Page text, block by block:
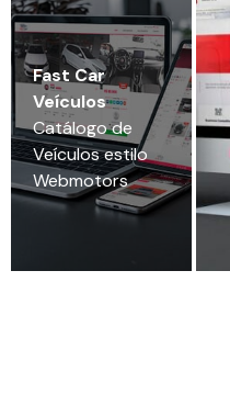
Fast Car
Veículos
Catálogo de
Veículos estilo
Webmotors